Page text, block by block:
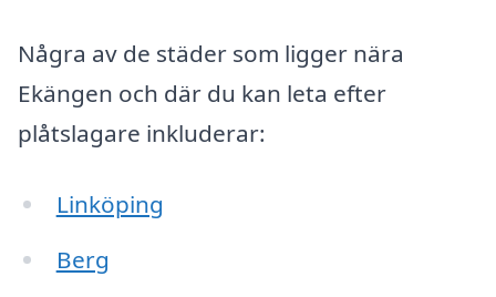
Några av de städer som ligger nära
Ekängen och där du kan leta efter
plåtslagare inkluderar:
Linköping
Berg